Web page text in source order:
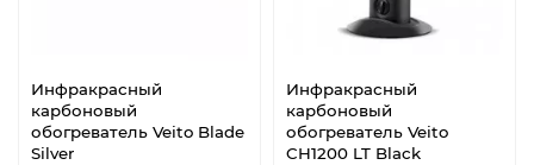
Инфракрасный
карбоновый
обогреватель Veito Blade
Silver
Инфракрасный
карбоновый
обогреватель Veito
CH1200 LT Black